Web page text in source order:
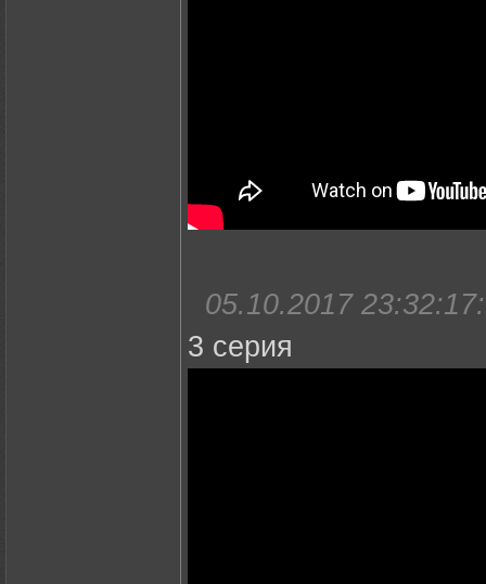
05.10.2017 23:32:17:
3 серия